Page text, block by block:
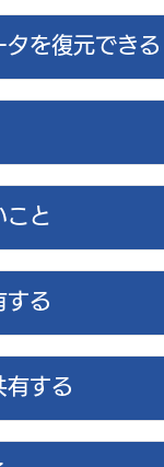
を復元できる
こと
する
有する